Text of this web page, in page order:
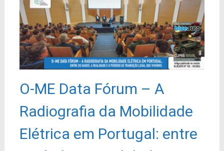
O-ME Data Fórum – A
Radiografia da Mobilidade
Elétrica em Portugal: entre